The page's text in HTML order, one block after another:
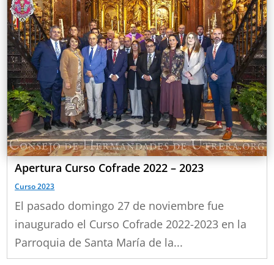
Apertura Curso Cofrade 2022 – 2023
Curso 2023
El pasado domingo 27 de noviembre fue
inaugurado el Curso Cofrade 2022-2023 en la
Parroquia de Santa María de la...